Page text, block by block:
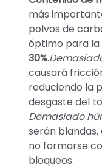
más
polvos de
óptimo para
30%.
causará
reduciendo la
desgaste del
Demasiado
serán
no formarse
bloqueos.